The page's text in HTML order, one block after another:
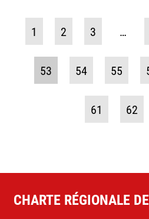
1 2 3 …
53 54 55
61 62
CHARTE RÉGIONALE